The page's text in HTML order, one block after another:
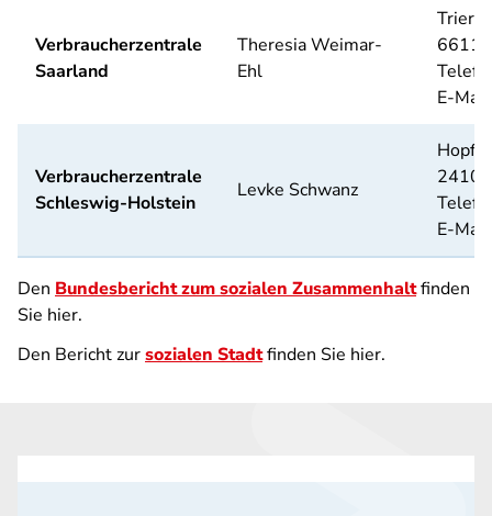
Verbraucherzentrale
Saarland
Theresia Weimar-
Ehl
E-
Verbraucherzentrale
Schleswig-Holstein
Levke Schwanz
E-
Den Bundesbericht zum sozialen Zusammenhaltfinden
Sie hier.
Den Bericht zursozialen Stadtfinden Sie hier.